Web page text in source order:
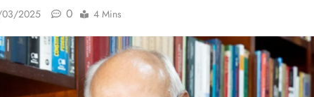
03/2025 0 4 Mins